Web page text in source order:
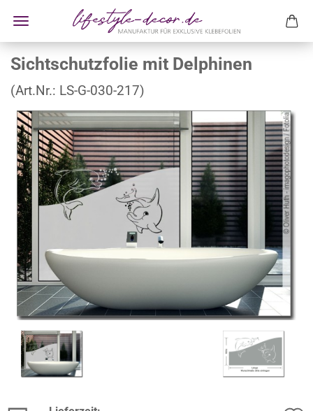
Sichtschutzfolie mit Delphinen
(Art.Nr.: LS-G-030-217)